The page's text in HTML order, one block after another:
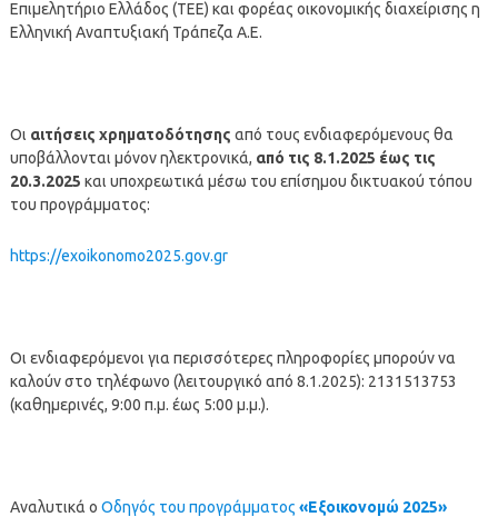
Επιμελητήριο Ελλάδος (ΤΕΕ) και φορέας οικονομικής διαχείρισης η
Ελληνική Αναπτυξιακή Τράπεζα Α.Ε.
Οι αιτήσεις χρηματοδότησης από τους ενδιαφερόμενους θα
υποβάλλονται μόνον ηλεκτρονικά, από τις 8.1.2025 έως τις
20.3.2025 και υποχρεωτικά μέσω του επίσημου δικτυακού τόπου
του προγράμματος:
https://exoikonomo2025.gov.gr
Οι ενδιαφερόμενοι για περισσότερες πληροφορίες μπορούν να
καλούν στο τηλέφωνο (λειτουργικό από 8.1.2025): 2131513753
(καθημερινές, 9:00 π.μ. έως 5:00 μ.μ.).
Αναλυτικά ο Οδηγός του προγράμματος «Εξοικονομώ 2025»